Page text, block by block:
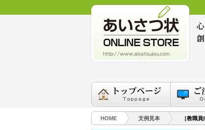
HOME 文例見本 ［教職